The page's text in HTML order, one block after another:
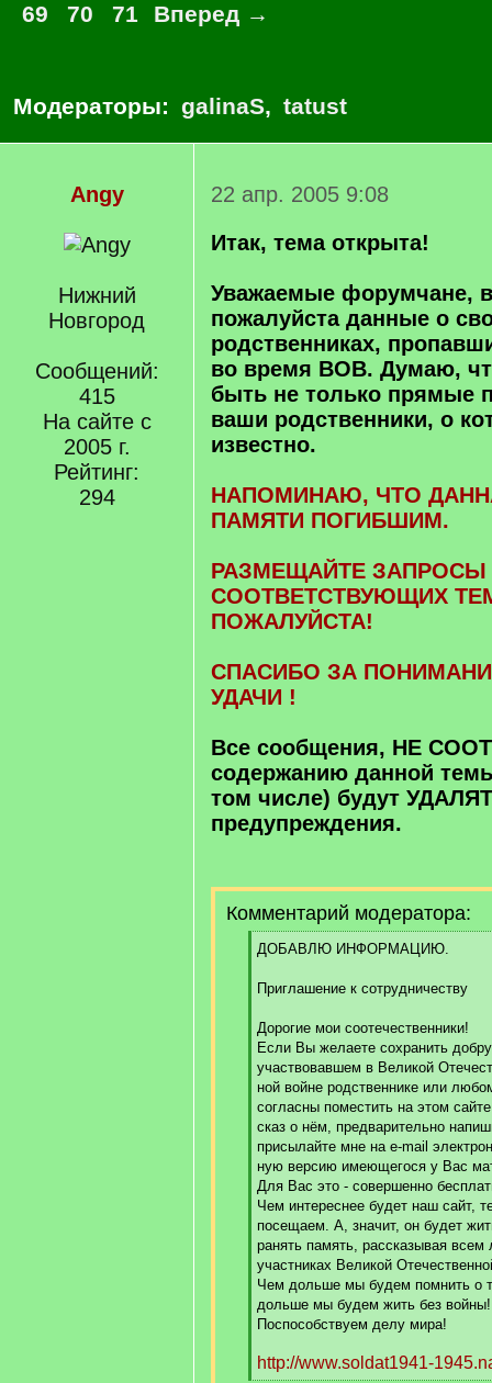
69
70 71 Вперед →
Модераторы: galinaS, tatust
Angy
Нижний
Новгород
Сообщений:
415
На сайте с
2005 г.
Рейтинг:
294
22 апр. 2005 9:08
Итак, тема открыта!
Уважаемые форумчане,
пожалуйста данные о
родственниках,
во время ВОВ. Думаю,
быть не только прямые
ваши родственники, о
известно.
НАПОМИНАЮ, ЧТО
ПАМЯТИ ПОГИБШИМ.
РАЗМЕЩАЙТЕ ЗАПРОСЫ
СООТВЕТСТВУЮЩИХ
ПОЖАЛУЙСТА!
СПАСИБО ЗА
УДАЧИ !
Все сообщения, НЕ
содержанию данной
том числе) будут
предупреждения.
Комментарий модератора:
[
]
ДОБАВЛЮ ИНФОРМАЦИЮ.
Приглашение к сотрудничеству
Дорогие мои соотечественники!
Если Вы желаете сохранить
участвовавшем в Великой
ной войне родственнике или
согласны поместить на этом
сказ о нём, предварительно
присылайте мне на e-mail
ную версию имеющегося у Вас
Для Вас это - совершенно
Чем интереснее будет наш сайт,
посещаем. А, значит, он будет
ранять память, рассказывая
участниках Великой
Чем дольше мы будем помнить о
дольше мы будем жить без войны!
Поспособствуем делу мира!
http://www.soldat1941-